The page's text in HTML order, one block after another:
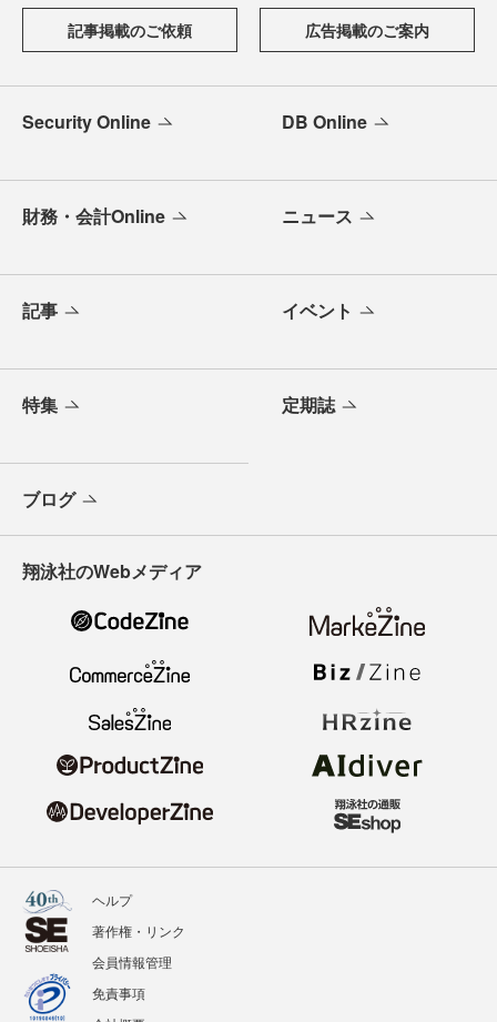
記事掲載のご依頼 広告掲載のご案内
Security Online DB Online
財務・会計Online ニュース
記事 イベント
特集 定期誌
ブログ
翔泳社のWebメディア
ヘルプ
著作権・リンク
会員情報管理
免責事項